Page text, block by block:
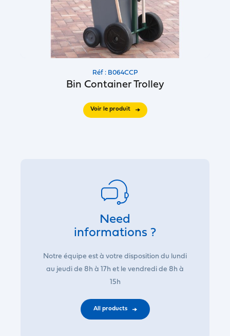
Réf : B064CCP
Bin Container Trolley
Voir le produit
Need
informations ?
Notre équipe est à votre disposition du lundi
au jeudi de 8h à 17h et le vendredi de 8h à
15h
All products